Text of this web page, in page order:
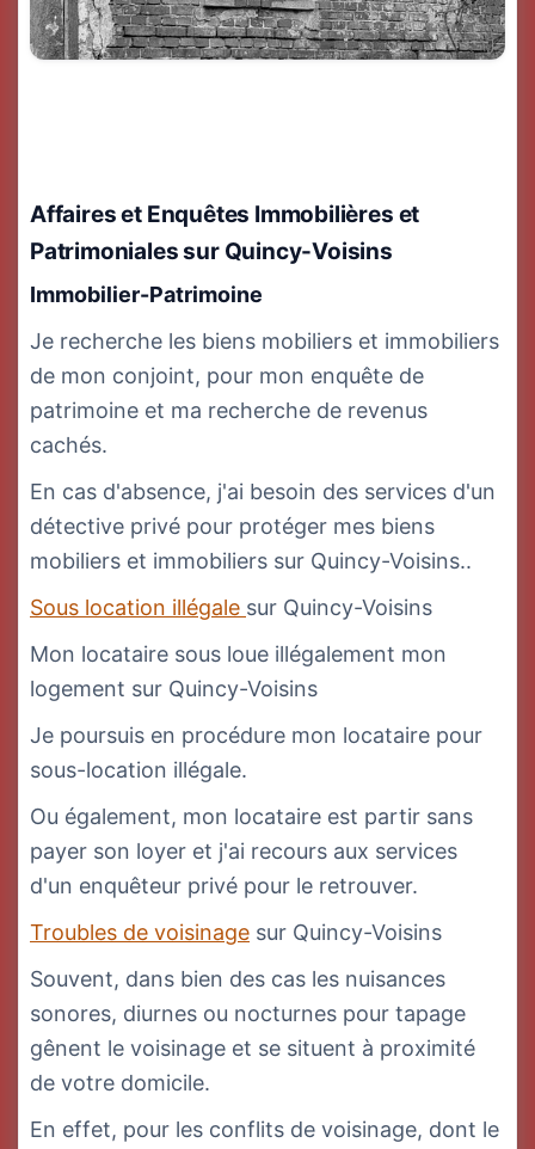
Affaires et Enquêtes Immobilières et
Patrimonialessur Quincy-Voisins
Immobilier-Patrimoine
Je recherche les biens mobiliers et immobiliers
de mon conjoint, pour mon enquête de
patrimoine et ma recherche de revenus
cachés.
En cas d'absence, j'ai besoin des services d'un
détective privé pour protéger mes biens
mobiliers et immobiliers sur Quincy-Voisins..
Sous location illégale sur Quincy-Voisins
Mon locataire sous loue illégalement mon
logement sur Quincy-Voisins
Je poursuis en procédure mon locataire pour
sous-location illégale.
Ou également, mon locataire est partir sans
payer son loyer et j'ai recours aux services
d'un enquêteur privé pour le retrouver.
Troubles de voisinage sur Quincy-Voisins
Souvent, dans bien des cas les nuisances
sonores, diurnes ou nocturnes pour tapage
gênent le voisinage et se situent à proximité
de votre domicile.
En effet, pour les conflits de voisinage, dont le